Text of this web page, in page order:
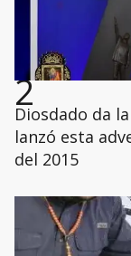
2
Diosdado da
lanzó esta
del 2015